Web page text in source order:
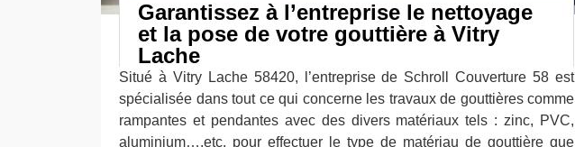
Garantissez à l’entreprise le nettoyage
et la pose de votre gouttière à Vitry
Lache
Situé à Vitry Lache 58420, l’entreprise de Schroll Couverture 58 est
spécialisée dans tout ce qui concerne les travaux de gouttières comme
rampantes et pendantes avec des divers matériaux tels : zinc, PVC,
aluminium….etc. pour effectuer le type de matériau de gouttière que